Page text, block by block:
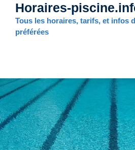
Aller
contenu
Horaires-
Tous les horaires, tarifs, et infos
préférées